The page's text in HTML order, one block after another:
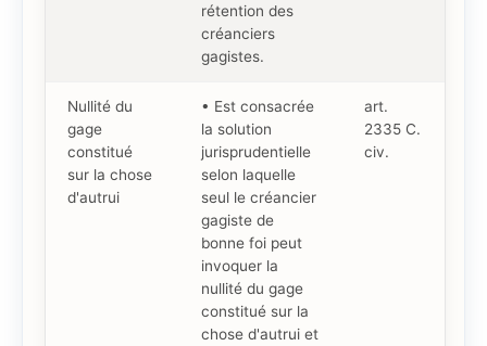
rétention des
créanciers
gagistes.
Nullité du
gage
constitué
sur la chose
d'autrui
• Est consacrée
la solution
jurisprudentielle
selon laquelle
seul le créancier
gagiste de
bonne foi peut
invoquer la
nullité du gage
constitué sur la
chose d'autrui et
art.
2335 C.
civ.